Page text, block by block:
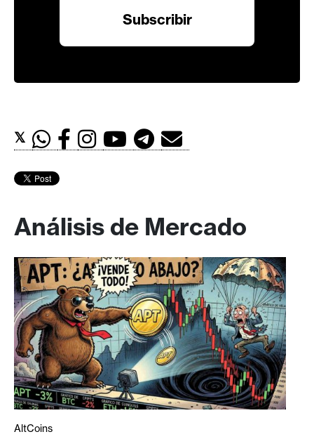
𝕏
Análisis de Mercado
AltCoins